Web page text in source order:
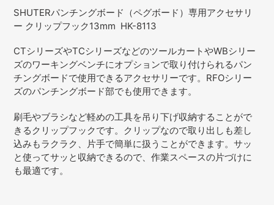
ー
ト
商
品
を
追
す
る
SHUTERパンチングボード（ペグボード）専用アクセサリ
ー クリップフック13mm HK-8113
CTシリーズやTCシリーズなどのツールカートやWBシリー
ズのワーキングベンチにオプションで取り付けられるパン
チングボードで使用できるアクセサリーです。RFOシリー
ズのパンチングボード部でも使用できます。
刷毛やブラシなど軽めの工具を吊り下げ収納することがで
きるクリップフックです。クリップなので取り出しも差し
込みもラクラク、片手で簡単に扱うことができます。サッ
と使ってサッと収納できるので、作業スペースの片づけに
も最適です。